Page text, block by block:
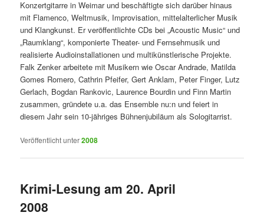
Konzertgitarre in Weimar und beschäftigte sich darüber hinaus
mit Flamenco, Weltmusik, Improvisation, mittelalterlicher Musik
und Klangkunst. Er veröffentlichte CDs bei „Acoustic Music“ und
„Raumklang“, komponierte Theater- und Fernsehmusik und
realisierte Audioinstallationen und multikünstlerische Projekte.
Falk Zenker arbeitete mit Musikern wie Oscar Andrade, Matilda
Gomes Romero, Cathrin Pfeifer, Gert Anklam, Peter Finger, Lutz
Gerlach, Bogdan Rankovic, Laurence Bourdin und Finn Martin
zusammen, gründete u.a. das Ensemble nu:n und feiert in
diesem Jahr sein 10-jähriges Bühnenjubiläum als Sologitarrist.
Veröffentlicht unter2008
Krimi-Lesung am 20. April
2008